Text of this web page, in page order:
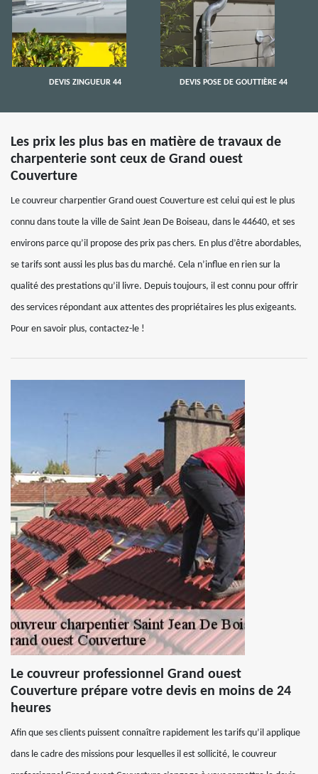
DEVIS ZINGUEUR 44 DEVIS POSE DE GOUTTIÈRE 44
Les prix les plus bas en matière de travaux de
charpenterie sont ceux de Grand ouest
Couverture
Le couvreur charpentier Grand ouest Couverture est celui qui est le plus
connu dans toute la ville de Saint Jean De Boiseau, dans le 44640, et ses
environs parce qu’il propose des prix pas chers. En plus d’être abordables,
se tarifs sont aussi les plus bas du marché. Cela n’influe en rien sur la
qualité des prestations qu’il livre. Depuis toujours, il est connu pour offrir
des services répondant aux attentes des propriétaires les plus exigeants.
Pour en savoir plus, contactez-le !
Le couvreur professionnel Grand ouest
Couverture prépare votre devis en moins de 24
heures
Afin que ses clients puissent connaître rapidement les tarifs qu’il applique
dans le cadre des missions pour lesquelles il est sollicité, le couvreur